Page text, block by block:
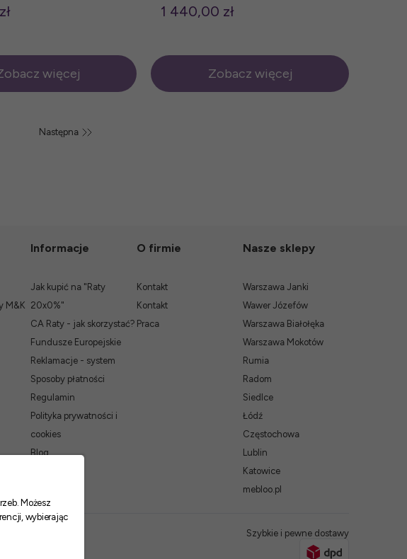
więcej
1 440,00 zł
Zobacz więcej
Następna
M&K
Informacje
Jak kupić na "Raty
20x0%"
CA Raty - jak skorzystać?
Fundusze Europejskie
Reklamacje - system
Sposoby płatności
Regulamin
Polityka prywatności i
cookies
Blog
O firmie
Kontakt
Kontakt
Praca
Nasze sklepy
Warszawa Janki
Wawer Józefów
Warszawa Białołęka
Warszawa Mokotów
Rumia
Radom
Siedlce
Łódź
Częstochowa
Lublin
Katowice
mebloo.pl
Szybkie i pewne dostawy
Możesz
wybierając